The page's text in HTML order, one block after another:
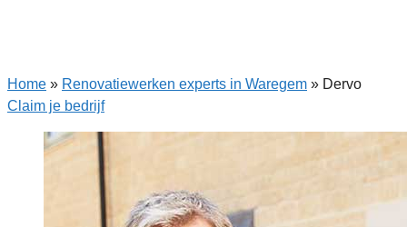
Home » Renovatiewerken experts in Waregem » Dervo
Claim je bedrijf